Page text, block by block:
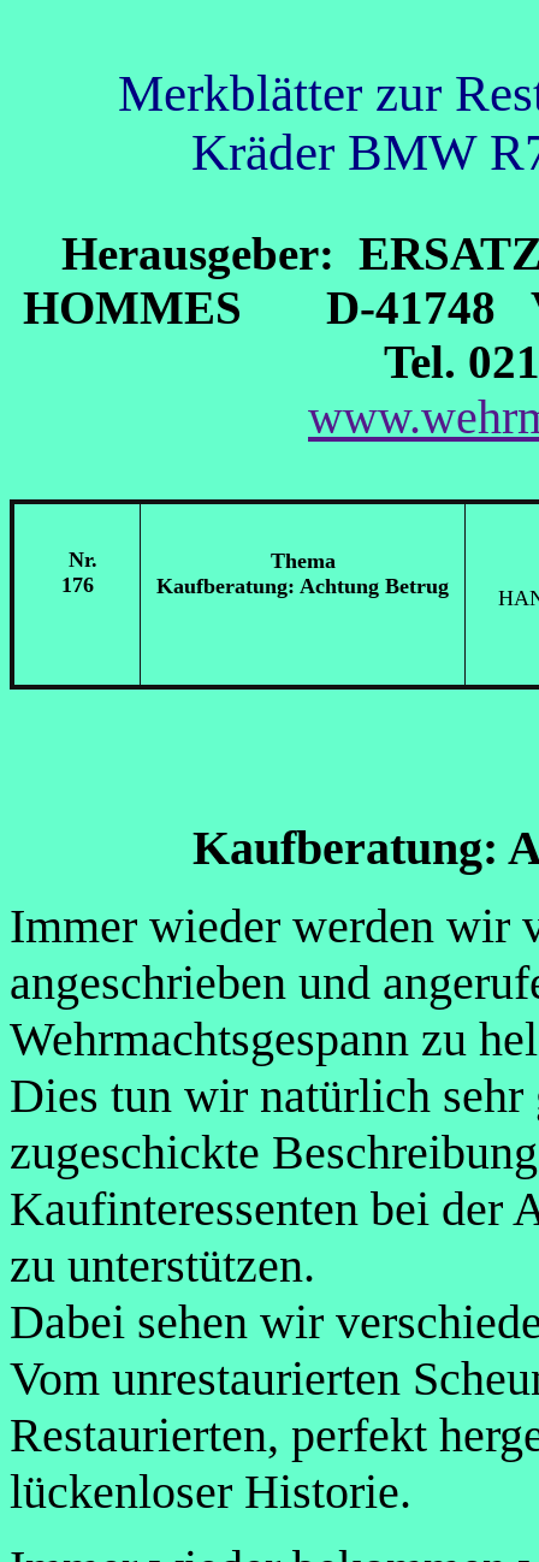
Merkblätter zur
Kräder BMW
Herausgeber:
HOMMES D-41748
Tel.
Nr.
176
Thema
Kaufberatung: Achtung Betrug
H
Kaufberatung:
Immer wieder werden wir
angeschrieben und
Wehrmachtsgespann zu
Dies tun wir natürlich sehr
zugeschickte
Kaufinteressenten bei der
zu unterstützen.
Dabei sehen wir
Vom unrestaurierten
Restaurierten, perfekt
lückenloser Historie.